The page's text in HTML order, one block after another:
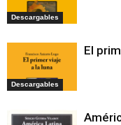
Descargables
Descargables
El